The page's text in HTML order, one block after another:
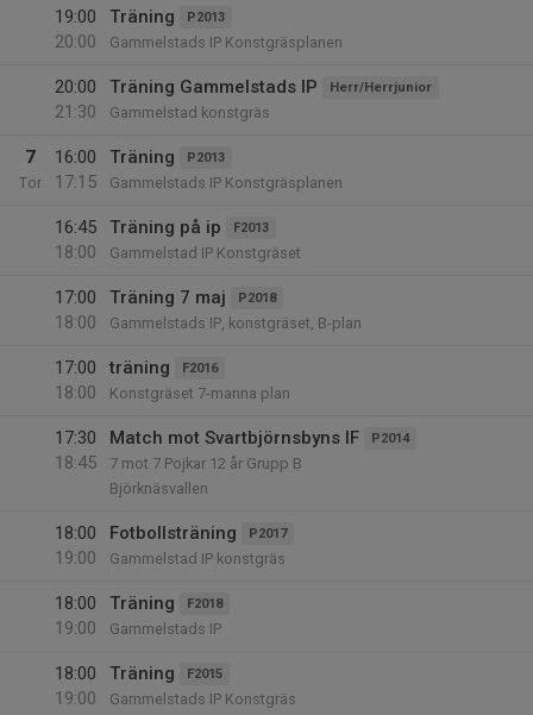
19:00
20:00
Träning P2013
Gammelstads IP Konstgräsplanen
20:00
21:30
Träning Gammelstads IP Herr/Herrjunior
Gammelstad konstgräs
7
Tor
16:00
17:15
Träning P2013
Gammelstads IP Konstgräsplanen
16:45
18:00
Träning på ip F2013
Gammelstad IP Konstgräset
17:00
18:00
Träning 7 maj P2018
Gammelstads IP, konstgräset, B-plan
17:00
18:00
träning F2016
Konstgräset 7-manna plan
17:30
18:45
Match mot Svartbjörnsbyns IF P2014
7 mot 7 Pojkar 12 år Grupp B
Björknäsvallen
18:00
19:00
Fotbollsträning P2017
Gammelstad IP konstgräs
18:00
19:00
Träning F2018
Gammelstads IP
18:00
19:00
Träning F2015
Gammelstads IP Konstgräs